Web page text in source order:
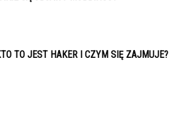
TO JEST HAKER I CZYM SIĘ ZAJMUJE?